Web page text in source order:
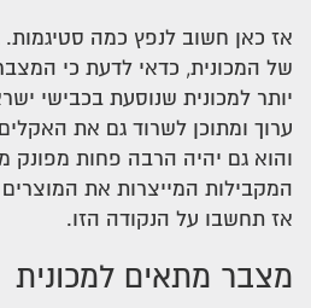
אז כאן חשוב לנפץ כמה
של המכונית, כדאי לדעת כי
יותר למכונית שנוסעת בכבישי
ערוך ומתוכן לשרוד גם את
והוא גם יהיה הרבה פחות
המקבילות המייצרות את
אז תחשבו על הנקודה הזו.
מצבר מתאים למכונית